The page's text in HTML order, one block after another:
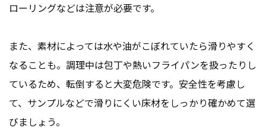
ローリングなどは注意が必要です。
また、素材によっては水や油がこぼれていたら滑りやすく
なることも。調理中は包丁や熱いフライパンを扱ったりし
ているため、転倒すると大変危険です。安全性を考慮し
て、サンプルなどで滑りにくい床材をしっかり確かめて選
びましょう。